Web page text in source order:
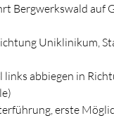
Bergwerkswald auf
Uniklinikum,
links abbiegen in
erste